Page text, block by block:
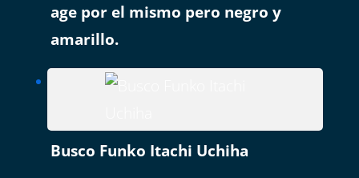
age por el mismo pero negro y
amarillo.
Busco Funko Itachi Uchiha